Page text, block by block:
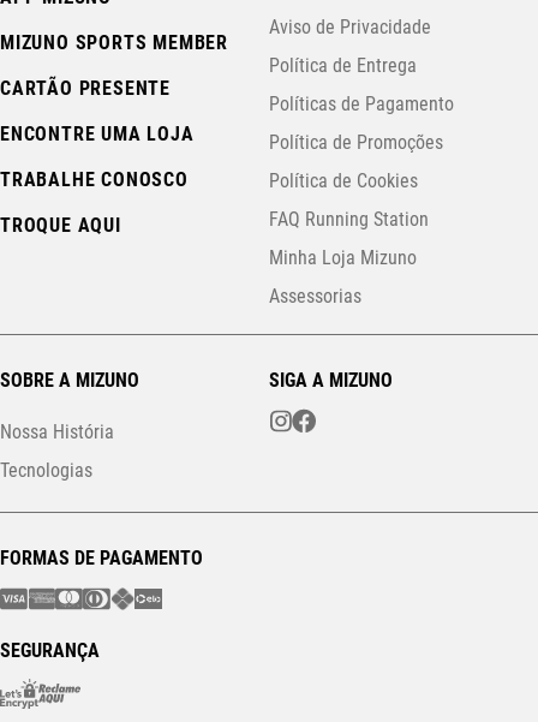
MIZUNO SPORTS MEMBER
CARTÃO PRESENTE
ENCONTRE UMA LOJA
TRABALHE CONOSCO
TROQUE AQUI
Aviso de Privacidade
Política de Entrega
Políticas de Pagamento
Política de Promoções
Política de Cookies
FAQ Running Station
Minha Loja Mizuno
Assessorias
SOBRE A MIZUNO
Nossa História
Tecnologias
SIGA A MIZUNO
FORMAS DE PAGAMENTO
SEGURANÇA